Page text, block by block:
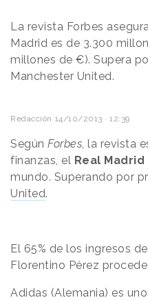
La revista Forbes
Madrid es de 3.300
millones de €). Supera
Manchester United.
Redacción 14/10/2013 · 12:39
Según Forbes , la revista
finanzas, el Real Madrid
mundo. Superando por
United.
El 65% de los ingresos de
Florentino Pérez procede
Adidas (Alemania) es